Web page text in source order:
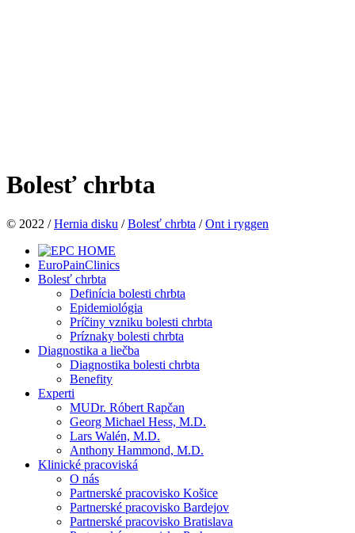
Bolesť chrbta
© 2022 /Hernia disku /Bolesť chrbta /Ont i ryggen
EuroPainClinics
Bolesť chrbta
Definícia bolesti chrbta
Epidemiológia
Príčiny vzniku bolesti chrbta
Príznaky bolesti chrbta
Diagnostika a liečba
Diagnostika bolesti chrbta
Benefity
Experti
MUDr. Róbert Rapčan
Georg Michael Hess, M.D.
Lars Walén, M.D.
Anthony Hammond, M.D.
Klinické pracoviská
O nás
Partnerské pracovisko Košice
Partnerské pracovisko Bardejov
Partnerské pracovisko Bratislava